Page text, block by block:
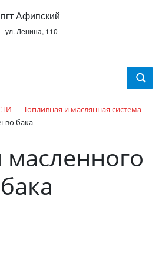
пгт Афипский
ул. Ленина, 110
Топливная и маслянная система
бака